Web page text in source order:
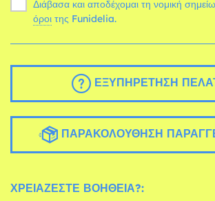
Διάβασα και αποδέχομαι τη νομική
όροι της Funidelia.
ΕΞΥΠΗΡΈΤΗΣΗ
ΠΑΡΑΚΟΛΟΎΘΗΣΗ
ΧΡΕΙΆΖΕΣΤΕ ΒΟΉΘΕΙΑ?: